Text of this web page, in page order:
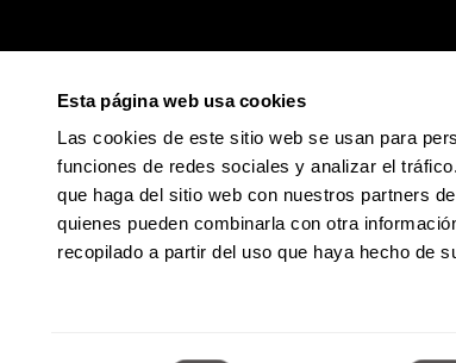
Esta página web usa cookies
Las cookies de este sitio web se usan para
funciones de redes sociales y analizar el
que haga del sitio web con nuestros partners
quienes pueden combinarla con otra
recopilado a partir del uso que haya hecho de